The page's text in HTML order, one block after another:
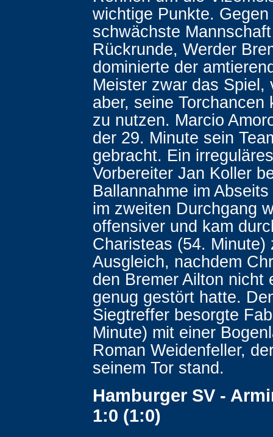
wichtige Punkte. Gegen
schwächste
Rückrunde, Werder
dominierte der
Meister zwar das Spiel,
aber, seine Torchancen
zu nutzen. Marcio
der 29. Minute sein
gebracht. Ein
Vorbereiter Jan Koller
Ballannahme im
im zweiten Durchgang
offensiver und kam
Charisteas (54. Minute)
Ausgleich, nachdem
den Bremer Ailton nicht
genug gestört hatte.
Siegtreffer besorgte
Minute) mit einer
Roman Weidenfeller,
seinem Tor stand.
Hamburger SV -
1:0 (1:0)